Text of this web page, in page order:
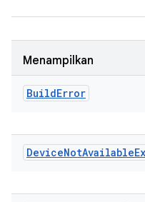
Menampilkan
BuildError
DeviceNotAvailable